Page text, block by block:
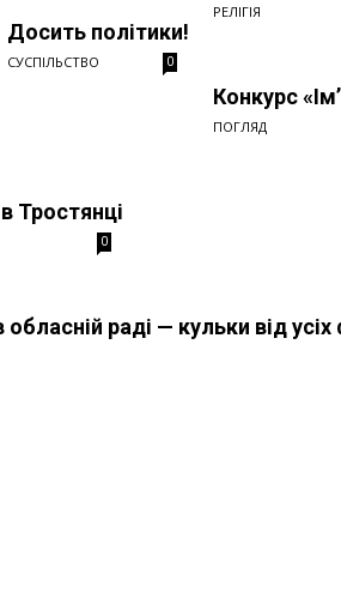
Досить політики!
СУСПІЛЬСТВО 0
РЕЛІГІЯ
Конкурс
ПОГЛЯД
Тростянці
0
раді — кульки від усіх